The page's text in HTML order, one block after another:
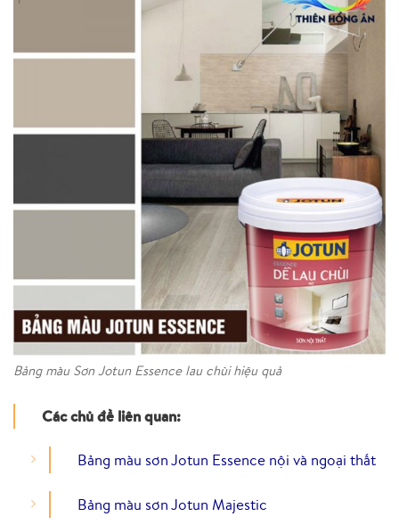
Bảng màu Sơn Jotun Essence lau chùi hiệu quả
Các chủ đề liên quan:
Bảng màu sơn Jotun Essence nội và ngoại thất
Bảng màu sơn Jotun Majestic